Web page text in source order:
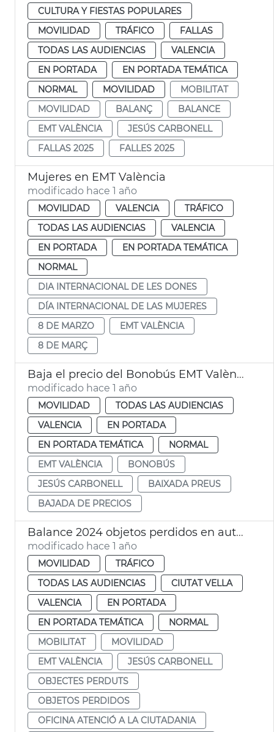
CULTURA Y FIESTAS POPULARES
MOVILIDAD
TRÁFICO
FALLAS
TODAS LAS AUDIENCIAS
VALENCIA
EN PORTADA
EN PORTADA TEMÁTICA
NORMAL
MOVILIDAD
MOBILITAT
MOVILIDAD
BALANÇ
BALANCE
EMT VALÈNCIA
JESÚS CARBONELL
FALLAS 2025
FALLES 2025
Mujeres en EMT València
modificado hace 1 año
MOVILIDAD VALENCIA
TRÁFICO
TODAS LAS AUDIENCIAS
VALENCIA
EN PORTADA
EN PORTADA TEMÁTICA
NORMAL
DIA INTERNACIONAL DE LES DONES
DÍA INTERNACIONAL DE LAS MUJERES
8 DE MARZO
EMT VALÈNCIA
8 DE MARÇ
Baja el precio del Bonobús EMT València
modificado hace 1 año
MOVILIDAD
TODAS LAS AUDIENCIAS
VALENCIA
EN PORTADA
EN PORTADA TEMÁTICA
NORMAL
EMT VALÈNCIA
BONOBÚS
JESÚS CARBONELL
BAIXADA PREUS
BAJADA DE PRECIOS
Balance 2024 objetos perdidos en autobuses de EMT València
modificado hace 1 año
MOVILIDAD
TRÁFICO
TODAS LAS AUDIENCIAS
CIUTAT VELLA
VALENCIA
EN PORTADA
EN PORTADA TEMÁTICA
NORMAL
MOBILITAT
MOVILIDAD
EMT VALÈNCIA
JESÚS CARBONELL
OBJECTES PERDUTS
OBJETOS PERDIDOS
OFICINA ATENCIÓ A LA CIUTADANIA